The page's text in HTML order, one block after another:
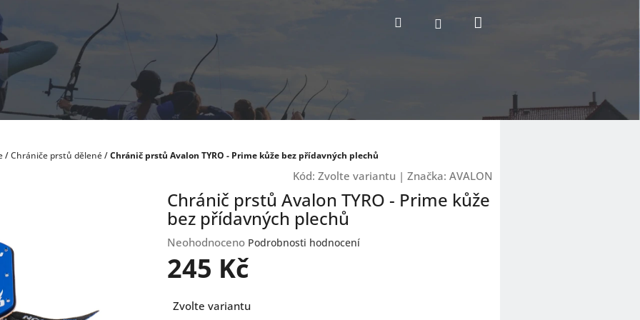
Hledat Přihlášení
/Chrániče prstů dělené/Chránič prstů Avalon TYRO - Prime kůže bez přídavných plechů
Kód: Zvolte variantu | Značka: AVALON
Chránič prstů Avalon TYRO - Prime kůže
bez přídavných plechů
Průměrné
hodnocení
produktu
0,0
Neohodnoceno Podrobnosti hodnocení
245 Kč
cena:
Zvolte variantu